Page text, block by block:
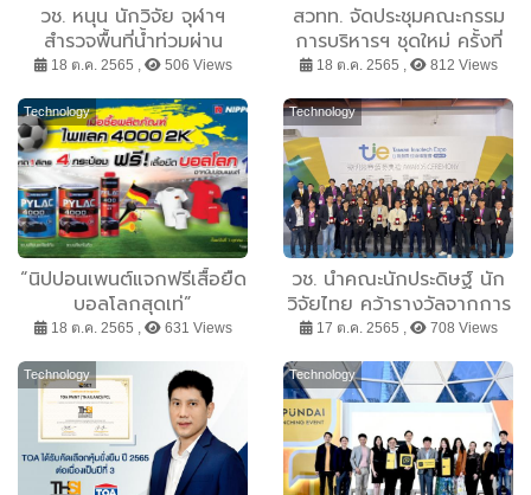
วช. หนุน นักวิจัย จุฬาฯ
สำรวจพื้นที่น้ำท่วมผ่าน
ดาวเทียม ประเมินความเสีย
น้ำเจ้าพระยา
18 ต.ค. 2565 , 506 Views
สวทท. จัดประชุมคณะกรรม
การบริหารฯ ชุดใหม่ ครั้งที่
๑/๒๕๖๕
18 ต.ค. 2565 , 812 Views
Technology
“นิปปอนเพนต์แจกฟรีเสื้อยืด
บอลโลกสุดเท่”
18 ต.ค. 2565 , 631 Views
Technology
วช. นำคณะนักประดิษฐ์ นัก
วิจัยไทย คว้ารางวัลจากการ
ประกวดสิ่งประดิษฐ์และ
นวัตกรรมระดับนานาชาติ
จากเวที “Taiwan
Innotech Expo 2022”
(TIE 2022) ระหว่างวันที่ 13
- 15 ตุลาคม 2565 ณ เมือง
ไทเป ไต้หวัน
17 ต.ค. 2565 , 708 Views
Technology Technology